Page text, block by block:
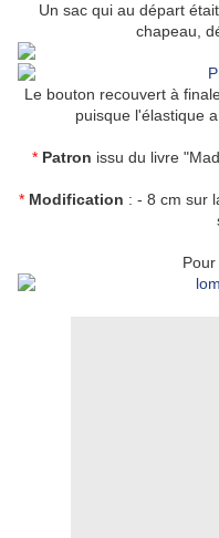
Un sac qui au départ
chapeau,
Le bouton recouvert à
puisque l'élastique
* Patron issu du livre
* Modification : - 8 cm sur